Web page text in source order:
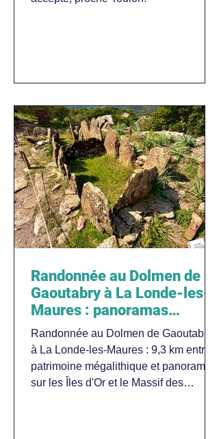
Randonnée au Dolmen de
Gaoutabry à La Londe-les-
Maures : panoramas
inoubliables sur les Îles d'Or
dans le Var
Randonnée au Dolmen de Gaoutabry
à La Londe-les-Maures : 9,3 km entre
patrimoine mégalithique et panoramas
sur les Îles d'Or et le Massif des